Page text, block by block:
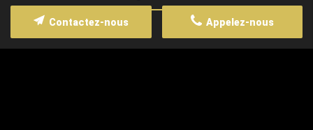
Appelez-nous
Contactez-nous